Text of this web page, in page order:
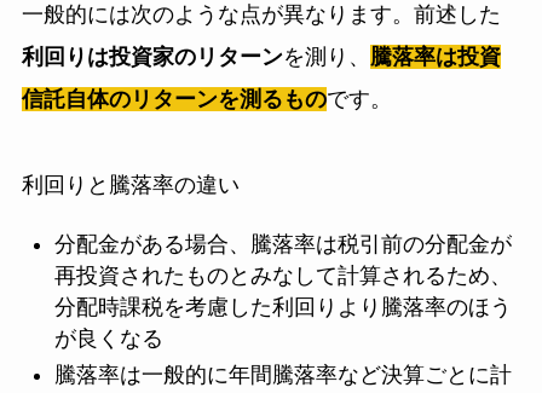
一般的には次のような点が異なります。前述した
利回りは投資家のリターンを測り、 騰落率は投資
信託自体のリターンを測るものです。
利回りと騰落率の違い
分配金がある場合、騰落率は税引前の分配金が
再投資されたものとみなして計算されるため、
分配時課税を考慮した利回りより騰落率のほう
が良くなる
騰落率は一般的に年間騰落率など決算ごとに計